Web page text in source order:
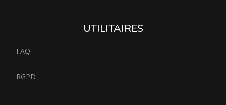
UTILITAIRES
FAQ
RGPD